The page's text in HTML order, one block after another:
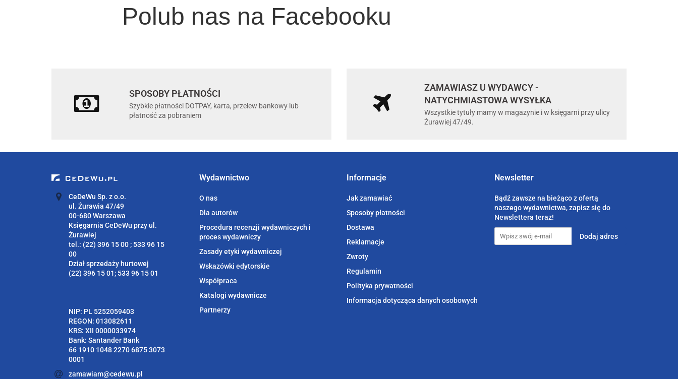
Polub nas na Facebooku
SPOSOBY PŁATNOŚCI
Szybkie płatności DOTPAY, karta, przelew bankowy lub
płatność za pobraniem
ZAMAWIASZ U WYDAWCY -
NATYCHMIASTOWA WYSYŁKA
Wszystkie tytuły mamy w magazynie i w księgarni przy ulicy
Żurawiej 47/49.
CeDeWu Sp. z o.o.
ul. Żurawia 47/49
00-680 Warszawa
Księgarnia CeDeWu przy ul.
Żurawiej
tel.: (22) 396 15 00 ; 533 96 15
00
Dział sprzedaży hurtowej
(22) 396 15 01; 533 96 15 01
NIP: PL 5252059403
REGON: 013082611
KRS: XII 0000033974
Bank: Santander Bank
66 1910 1048 2270 6875 3073
0001
zamawiam@cedewu.pl
Wydawnictwo
O nas
Dla autorów
Procedura recenzji wydawniczych i
proces wydawniczy
Zasady etyki wydawniczej
Wskazówki edytorskie
Współpraca
Katalogi wydawnicze
Partnerzy
Informacje
Jak zamawiać
Sposoby płatności
Dostawa
Reklamacje
Zwroty
Regulamin
Polityka prywatności
Informacja dotycząca danych osobowych
Newsletter
Bądź zawsze na bieżąco z ofertą
naszego wydawnictwa, zapisz się do
Newslettera teraz!